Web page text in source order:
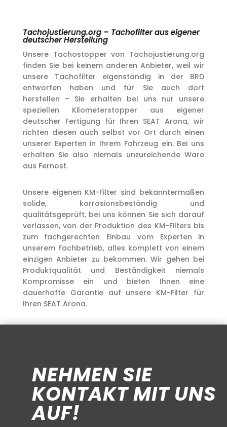
Tachojustierung.org – Tachofilter aus eigener
deutscher Herstellung
Unsere Tachostopper von Tachojustierung.org
finden Sie bei keinem anderen Anbieter, weil wir
unsere Tachofilter eigenständig in der BRD
entworfen haben und für Sie auch dort
herstellen – Sie erhalten bei uns nur unsere
speziellen Kilometerstopper aus eigener
deutscher Fertigung für Ihren SEAT Arona, wir
richten diesen auch selbst vor Ort durch einen
unserer Experten in Ihrem Fahrzeug ein. Bei uns
erhalten Sie also niemals unzureichende Ware
aus Fernost.
Unsere eigenen KM-Filter sind bekanntermaßen
solide, korrosionsbeständig und
qualitätsgeprüft, bei uns können Sie sich darauf
verlassen, von der Produktion des KM-Filters bis
zum fachgerechten Einbau vom Experten in
unserem Fachbetrieb, alles komplett von einem
einzigen Anbieter zu bekommen. Wir gehen bei
Produktqualität und Beständigkeit niemals
Kompromisse ein und bieten Ihnen eine
dauerhafte Garantie auf unsere KM-Filter für
Ihren SEAT Arona.
NEHMEN SIE
KONTAKT MIT UNS
AUF!